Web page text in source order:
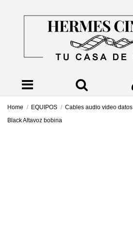
Home EQUIPOS Cables audio video datos
Black Altavoz bobina